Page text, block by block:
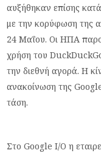
αυξήθηκαν επίσης
με την κορύφωση της
24 Μαΐου. Οι ΗΠΑ
χρήση του
την διεθνή αγορά. Η
ανακοίνωση της
τάση.
Στο Google I/O η